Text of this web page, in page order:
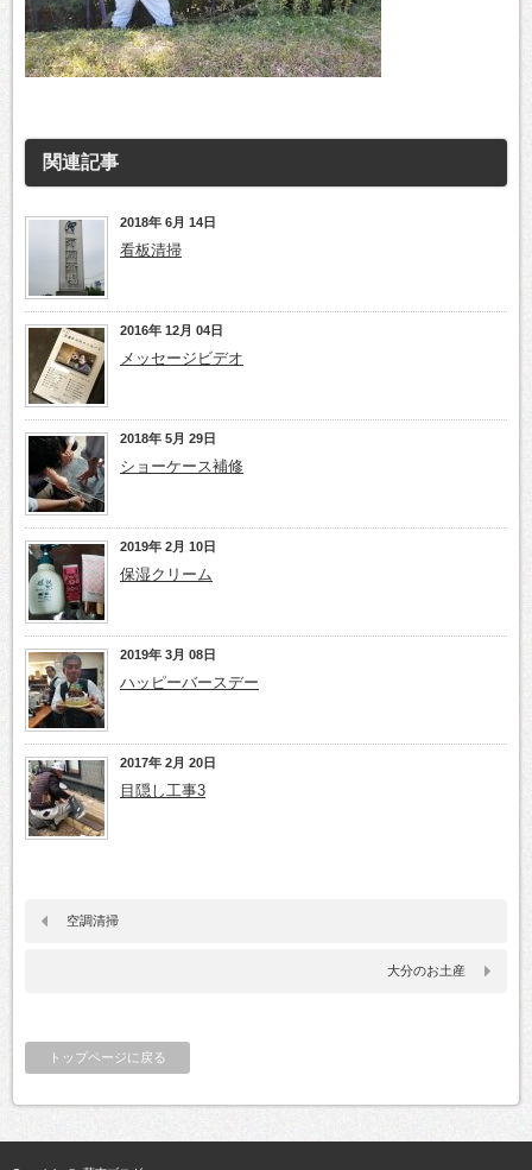
関連記事
2018年 6月 14日
看板清掃
2016年 12月 04日
メッセージビデオ
2018年 5月 29日
ショーケース補修
2019年 2月 10日
保湿クリーム
2019年 3月 08日
ハッピーバースデー
2017年 2月 20日
目隠し工事3
空調清掃
大分のお土産
トップページに戻る